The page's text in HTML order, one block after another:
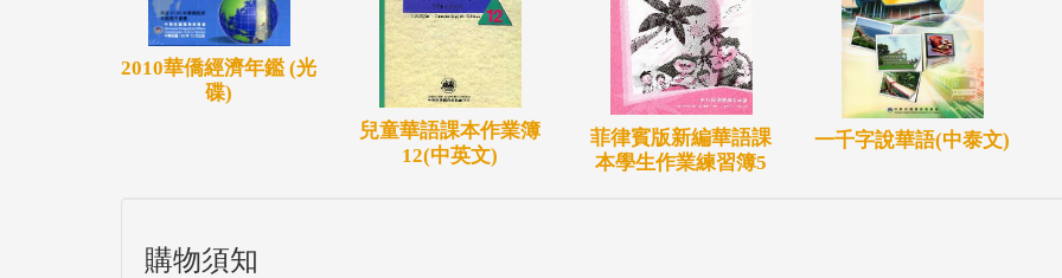
2010華僑經濟年鑑 (光
碟)
兒童華語課本作業簿
12(中英文)
菲律賓版新編華語課
本學生作業練習簿5
一千字說華語(中泰文)
購物須知